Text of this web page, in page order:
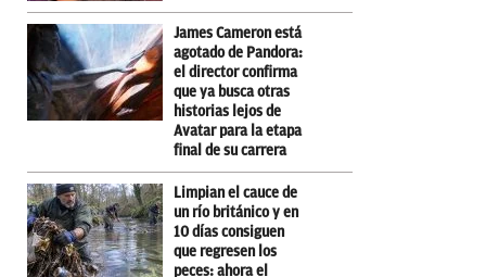
James Cameron está
agotado de Pandora:
el director confirma
que ya busca otras
historias lejos de
Avatar para la etapa
final de su carrera
Limpian el cauce de
un río británico y en
10 días consiguen
que regresen los
peces: ahora el